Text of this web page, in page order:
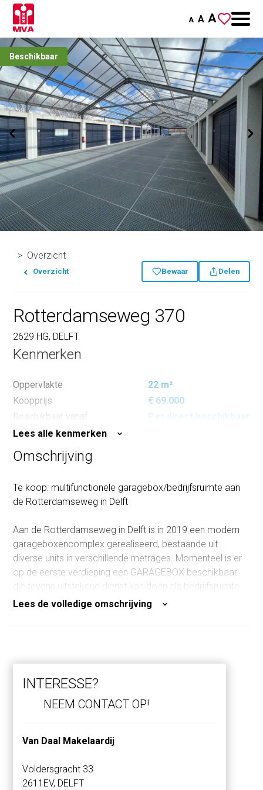
A A A
Beschikbaar
Overzicht
Overzicht Bewaar Delen
Rotterdamseweg 370
2629 HG, DELFT
Kenmerken
Oppervlakte
22 m²
Koopprijs
€ 69.000
Beschikbaar vanaf
Per direct beschikbaar
Lees alle kenmerken
Omschrijving
Te koop: multifunctionele garagebox/bedrijfsruimte aan
de Rotterdamseweg in Delft
Aan de Rotterdamseweg in Delft is in 2019 een modern
garageboxencomplex gerealiseerd, bestaande uit
diverse units in verschillende metrages. Momenteel is er
op de eerste verdieping een GARAGEBOX beschikbaar
die tevens uitstekend dienst kan doen als bedrijfsruimte.
De ruimte is uitermate geschikt voor diverse doeleinden,
Stalling van voertuigen
Locatie: Rotterdamseweg, Delft
Lees de volledige omschrijving
INTERESSE?
NEEM CONTACT OP!
Van Daal Makelaardij
Voldersgracht 33
2611EV, DELFT